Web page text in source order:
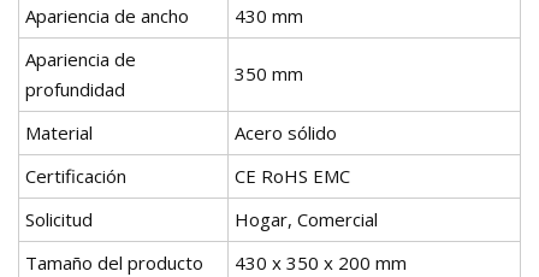
Apariencia de ancho
430 mm
Apariencia de
profundidad
350 mm
Material
Acero sólido
Certificación
CE RoHS EMC
Solicitud
Hogar, Comercial
Tamaño del producto
430 x 350 x 200 mm